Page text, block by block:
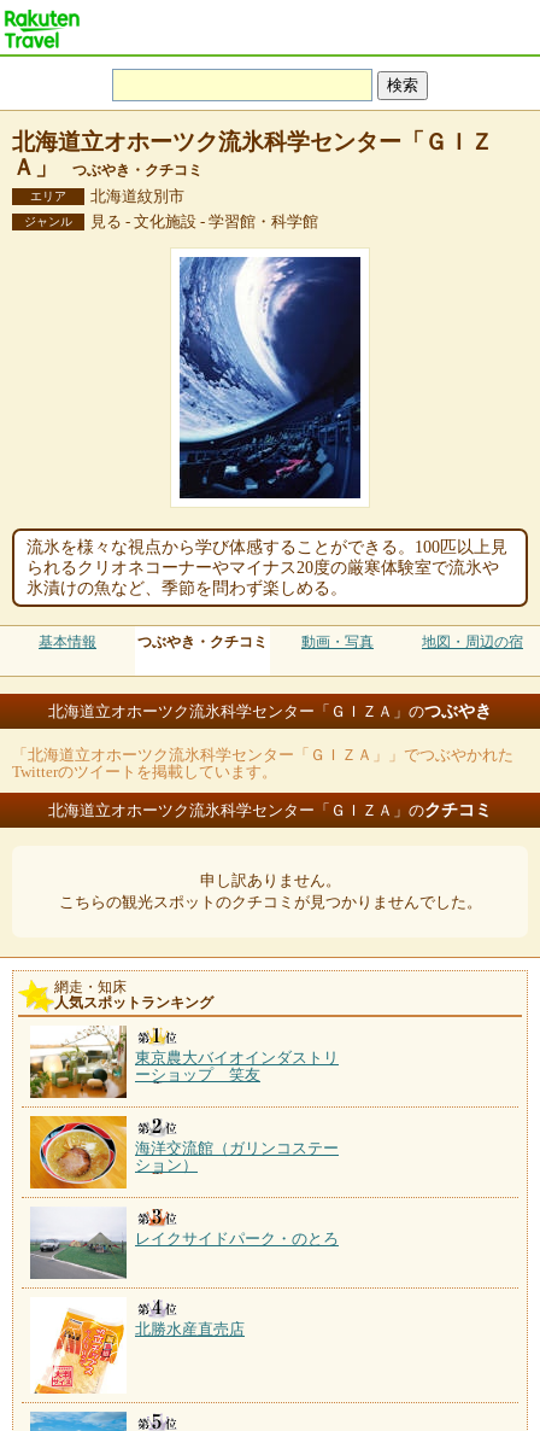
北海道立オホーツク流氷科学センター「ＧＩＺ
Ａ」
つぶやき・クチコミ
エリア 北海道紋別市
ジャンル 見る - 文化施設 - 学習館・科学館
流氷を様々な視点から学び体感することができる。100匹以上見
られるクリオネコーナーやマイナス20度の厳寒体験室で流氷や
氷漬けの魚など、季節を問わず楽しめる。
基本情報 つぶやき・クチコミ 動画・写真 地図・周辺の宿
北海道立オホーツク流氷科学センター「ＧＩＺＡ」のつぶやき
「北海道立オホーツク流氷科学センター「ＧＩＺＡ」」でつぶやかれた
Twitterのツイートを掲載しています。
北海道立オホーツク流氷科学センター「ＧＩＺＡ」のクチコミ
申し訳ありません。
こちらの観光スポットのクチコミが見つかりませんでした。
網走・知床
人気スポットランキング
東京農大バイオインダストリ
ーショップ 笑友
海洋交流館（ガリンコステー
ション）
レイクサイドパーク・のとろ
北勝水産直売店